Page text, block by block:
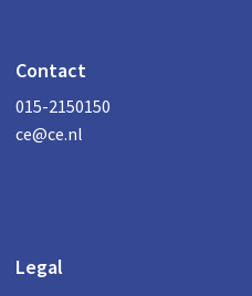
Contact
015-2150150
ce@ce.nl
Legal